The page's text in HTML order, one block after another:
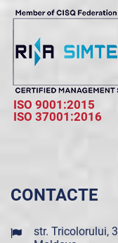
ISO 9001:2015
ISO 37001:2016
CONTACTE
str. Tricolorului,